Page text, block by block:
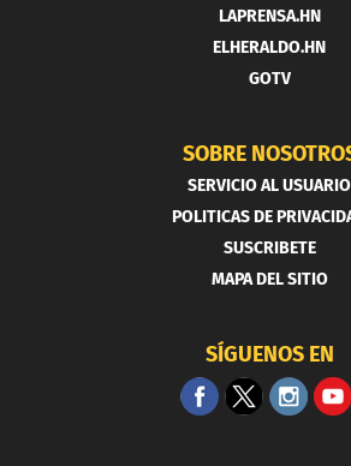
LAPRENSA.HN
ELHERALDO.HN
GOTV
SOBRE
SERVICIO AL USUARIO
POLITICAS DE
SUSCRIBETE
MAPA DEL SITIO
SÍGUENOS EN